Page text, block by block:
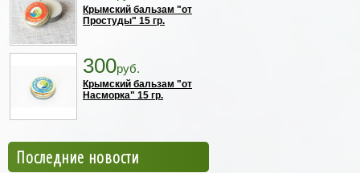
Крымский бальзам "от
Простуды" 15 гр.
300руб.
Крымский бальзам "от
Насморка" 15 гр.
Последние новости